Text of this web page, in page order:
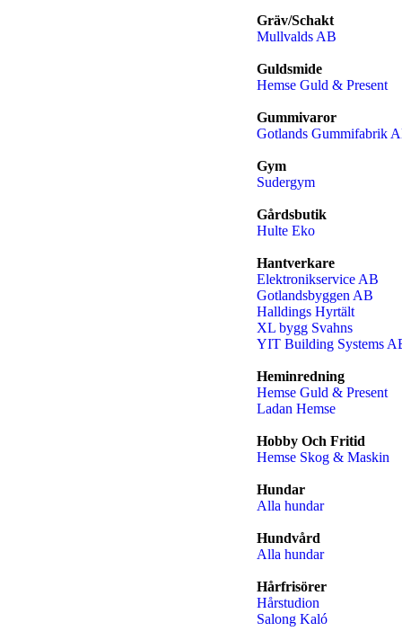
Gräv/Schakt
Mullvalds AB
Guldsmide
Hemse Guld & Present
Gummivaror
Gotlands Gummifabrik
Gym
Sudergym
Gårdsbutik
Hulte Eko
Hantverkare
Elektronikservice AB
Gotlandsbyggen AB
Halldings Hyrtält
XL bygg Svahns
YIT Building Systems
Heminredning
Hemse Guld & Present
Ladan Hemse
Hobby Och Fritid
Hemse Skog & Maskin
Hundar
Alla hundar
Hundvård
Alla hundar
Hårfrisörer
Hårstudion
Salong Kaló